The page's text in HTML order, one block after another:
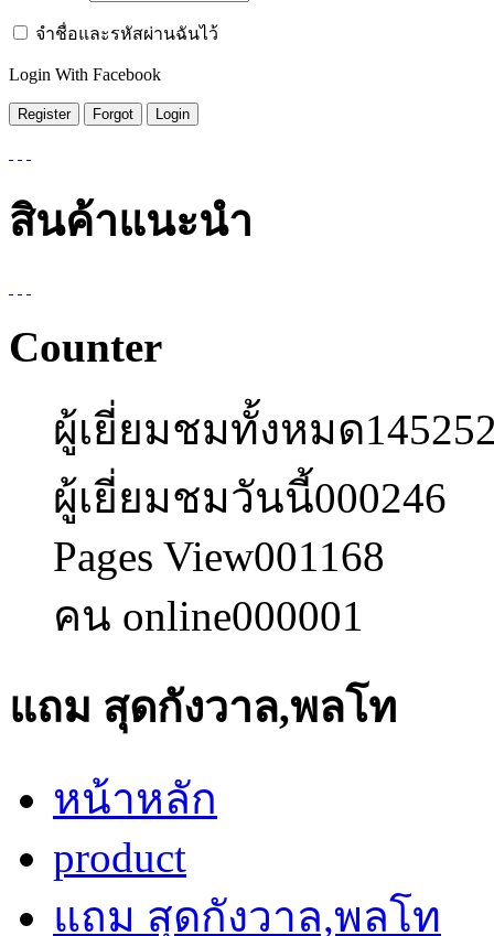
จำชื่อและรหัสผ่านฉันไว้
Login With Facebook
สินค้าแนะนำ
Counter
ผู้เยี่ยมชมทั้งหมด
ผู้เยี่ยมชมวันนี้000246
Pages View001168
คน online000001
แถม สุดกังวาล,พลโท
หน้าหลัก
product
แถม สุดกังวาล,พลโท